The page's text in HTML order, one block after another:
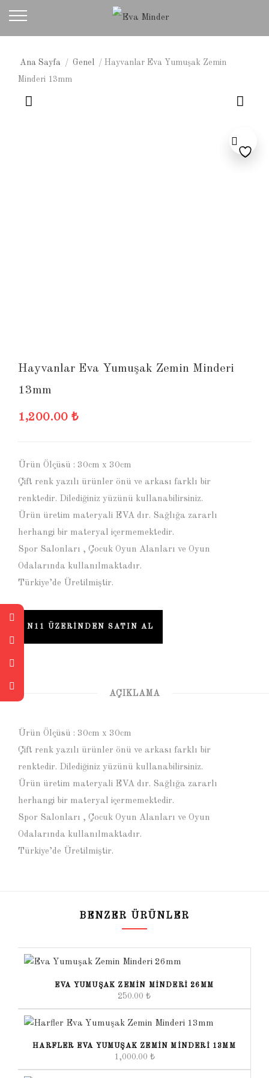
Ana Sayfa / Genel
/ Hayvanlar Eva Yumuşak Zemin
Minderi 13mm
Product navigation
Harfler Eva Yumuşak Zemin Minderi
Hayvanlar Eva Yumuşak Zemin Minderi
13mm
1,200.00 ₺
Ürün Ölçüsü : 30cm x 30cm
Çift renk yazılı ürünler önü ve arkası farklı bir
renktedir. Dilediğiniz yüzünü kullanabilirsiniz.
Ürün üretim materyali EVA dır. Sağlığa zararlı
herhangi bir materyal içermemektedir.
Spor Salonları , Çocuk Oyun Alanları ve Oyun
Odalarında kullanılmaktadır.
Türkiye’de Üretilmiştir.
N11 ÜZERINDEN SATIN AL
AÇIKLAMA
Ürün Ölçüsü : 30cm x 30cm
Çift renk yazılı ürünler önü ve arkası farklı bir
renktedir. Dilediğiniz yüzünü kullanabilirsiniz.
Ürün üretim materyali EVA dır. Sağlığa zararlı
herhangi bir materyal içermemektedir.
Spor Salonları , Çocuk Oyun Alanları ve Oyun
Odalarında kullanılmaktadır.
Türkiye’de Üretilmiştir.
BENZER ÜRÜNLER
EVA YUMUŞAK ZEMIN MINDERI 26MM
250.00 ₺
HARFLER EVA YUMUŞAK ZEMIN MINDERI 13MM
1,000.00 ₺